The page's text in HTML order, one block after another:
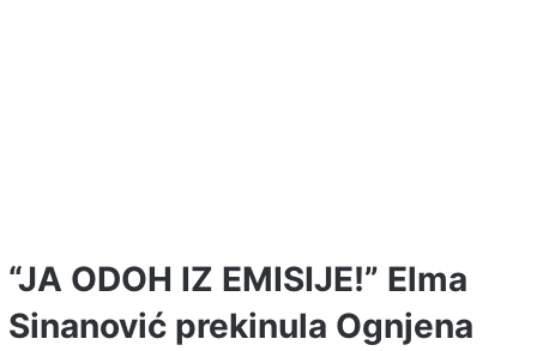
“JA ODOH IZ EMISIJE!” Elma
Sinanović prekinula Ognjena